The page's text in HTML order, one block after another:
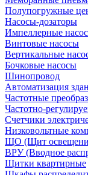
Полупогружные
Насосы-дозаторы
Импеллерные
Винтовые насосы
Вертикальные
Бочковые насосы
Шинопровод
Автоматизация
Частотные
Частотно-
Счетчики
Низковольтные
ЩО (Щит
ВРУ (Вводное
Щитки квартирные